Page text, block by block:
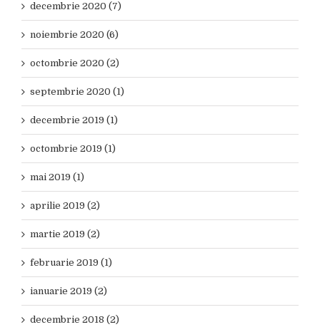
decembrie 2020 (7)
noiembrie 2020 (6)
octombrie 2020 (2)
septembrie 2020 (1)
decembrie 2019 (1)
octombrie 2019 (1)
mai 2019 (1)
aprilie 2019 (2)
martie 2019 (2)
februarie 2019 (1)
ianuarie 2019 (2)
decembrie 2018 (2)